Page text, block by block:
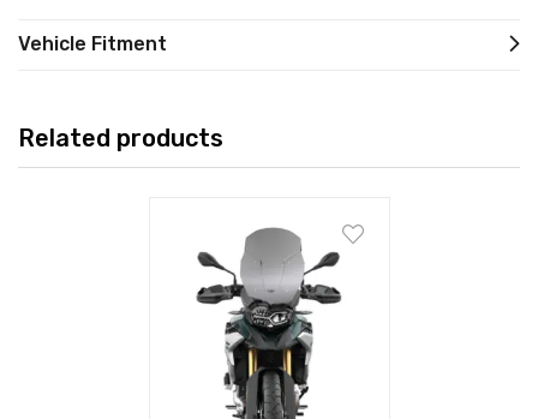
Vehicle Fitment
Related products